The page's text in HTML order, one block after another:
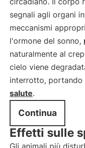
segnali agli organi
meccanismi
l'ormone del sonno,
naturalmente al
cielo viene
interrotto, portando
salute.
Continua
Effetti sulle
Gli animali più